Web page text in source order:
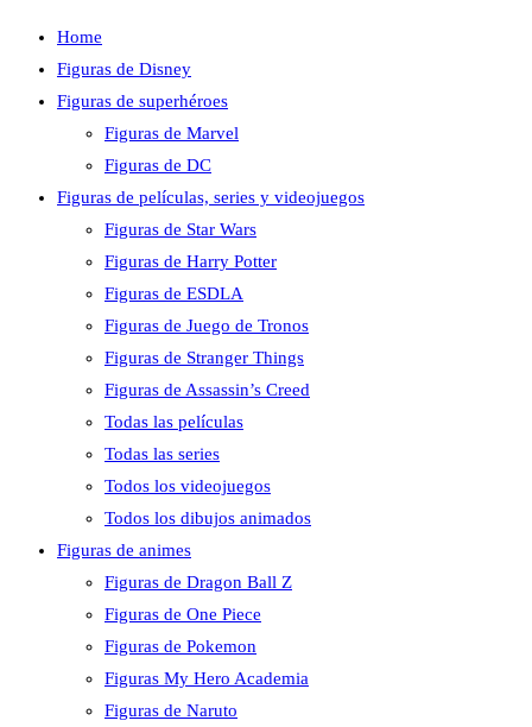
Home
Figuras de Disney
Figuras de superhéroes
Figuras de Marvel
Figuras de DC
Figuras de películas, series y videojuegos
Figuras de Star Wars
Figuras de Harry Potter
Figuras de ESDLA
Figuras de Juego de Tronos
Figuras de Stranger Things
Figuras de Assassin’s Creed
Todas las películas
Todas las series
Todos los videojuegos
Todos los dibujos animados
Figuras de animes
Figuras de Dragon Ball Z
Figuras de One Piece
Figuras de Pokemon
Figuras My Hero Academia
Figuras de Naruto